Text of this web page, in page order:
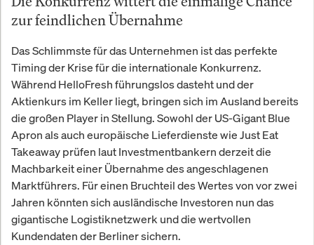
zur feindlichen Übernahme
Das Schlimmste für das Unternehmen ist das perfekte
Timing der Krise für die internationale Konkurrenz.
Während HelloFresh führungslos dasteht und der
Aktienkurs im Keller liegt, bringen sich im Ausland bereits
die großen Player in Stellung. Sowohl der US-Gigant Blue
Apron als auch europäische Lieferdienste wie Just Eat
Takeaway prüfen laut Investmentbankern derzeit die
Machbarkeit einer Übernahme des angeschlagenen
Marktführers. Für einen Bruchteil des Wertes von vor zwei
Jahren könnten sich ausländische Investoren nun das
gigantische Logistiknetzwerk und die wertvollen
Kundendaten der Berliner sichern.